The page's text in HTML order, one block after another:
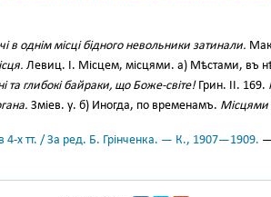
в однім місці бідного невольники затинали.
Левиц. І. Місцем, місцями. а) Мѣстами, въ
та глибокі байраки, що Боже-світе!Грин. II. 169.
Зміев. у. б) Иногда, по временамъ. Місцями
4-х тт. / За ред. Б. Грінченка. — К., 1907—1909.